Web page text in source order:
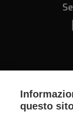
questo